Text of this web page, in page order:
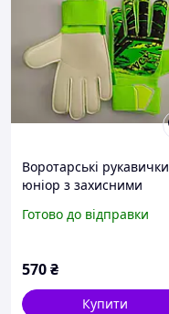
Воротарські рукавички
юніор з захисними
рукавиці воротарські/
Готово до відправки
570₴
Купити